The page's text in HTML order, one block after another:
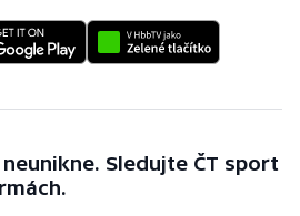
Sledujte ČT sport